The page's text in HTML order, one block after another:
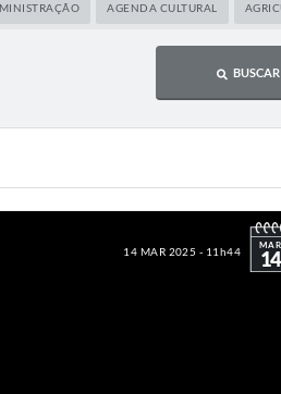
AGENDA CULTURAL
BUSCAR
14 MAR 2025 - 11h44 MAR
14